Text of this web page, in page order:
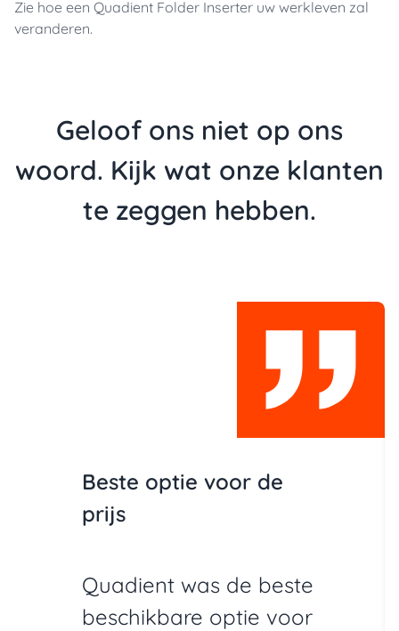
Zie hoe een Quadient Folder Inserter uw werkleven zal
veranderen.
Geloof ons niet op ons
woord. Kijk wat onze klanten
te zeggen hebben.
Beste optie voor de
prijs
Quadient was de beste
beschikbare optie voor